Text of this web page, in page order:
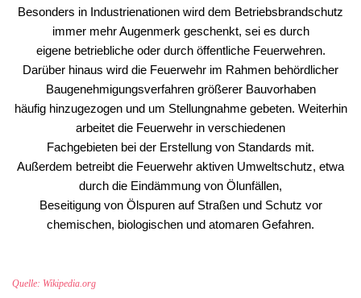
Besonders in Industrienationen wird dem Betriebsbrandschutz
immer mehr Augenmerk geschenkt, sei es durch
eigene betriebliche oder durch öffentliche Feuerwehren.
Darüber hinaus wird die Feuerwehr im Rahmen behördlicher
Baugenehmigungsverfahren größerer Bauvorhaben
häufig hinzugezogen und um Stellungnahme gebeten. Weiterhin
arbeitet die Feuerwehr in verschiedenen
Fachgebieten bei der Erstellung von Standards mit.
Außerdem betreibt die Feuerwehr aktiven Umweltschutz, etwa
durch die Eindämmung von Ölunfällen,
Beseitigung von Ölspuren auf Straßen und Schutz vor
chemischen, biologischen und atomaren Gefahren.
Quelle: Wikipedia.org